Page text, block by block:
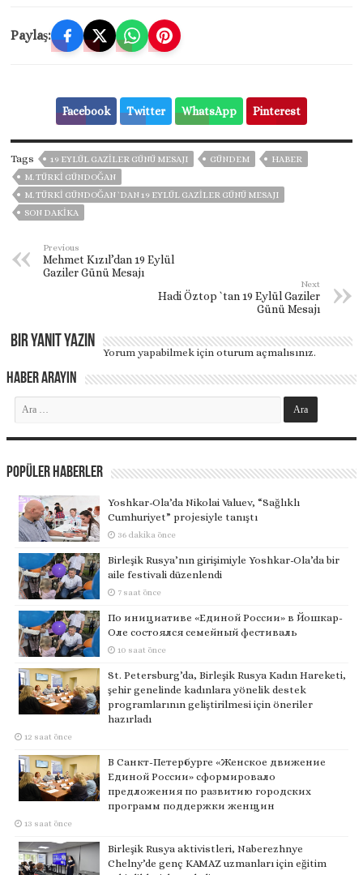
Paylaş:
Facebook Twitter WhatsApp Pinterest
Tags 19 EYLÜL GAZILER GÜNÜ MESAJI GÜNDEM
HABER
M. TÜRKI GÜNDOĞAN
M. TÜRKI GÜNDOĞAN `DAN 19 EYLÜL GAZILER GÜNÜ MESAJI
SON DAKIKA
Previous
Mehmet Kızıl’dan 19 Eylül
Gaziler Günü Mesajı
Next
Hadi Öztop `tan 19 Eylül Gaziler
Günü Mesajı
Bir yanıt yazın
Yorum yapabilmek içinoturum açmalısınız.
Haber Arayın
Popüler Haberler
Yoshkar-Ola’da Nikolai Valuev, “Sağlıklı
Cumhuriyet” projesiyle tanıştı
36 dakika önce
Birleşik Rusya’nın girişimiyle Yoshkar-Ola’da bir
aile festivali düzenlendi
7 saat önce
По инициативе «Единой России» в Йошкар-
Оле состоялся семейный фестиваль
10 saat önce
St. Petersburg’da, Birleşik Rusya Kadın Hareketi,
şehir genelinde kadınlara yönelik destek
programlarının geliştirilmesi için öneriler
hazırladı
12 saat önce
В Санкт-Петербурге «Женское движение
Единой России» сформировало
предложения по развитию городских
программ поддержки женщин
13 saat önce
Birleşik Rusya aktivistleri, Naberezhnye
Chelny’de genç KAMAZ uzmanları için eğitim